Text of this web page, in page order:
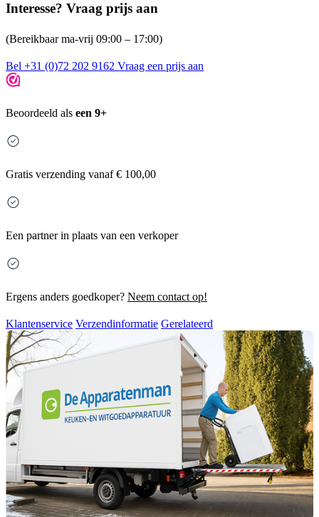
Interesse? Vraag prijs aan
(Bereikbaar ma-vrij 09:00 – 17:00)
Bel +31 (0)72 202 9162 Vraag een prijs aan
Beoordeeld als een 9+
Gratis verzending vanaf € 100,00
Een partner in plaats van een verkoper
Ergens anders goedkoper? Neem contact op!
Klantenservice Verzendinformatie Gerelateerd